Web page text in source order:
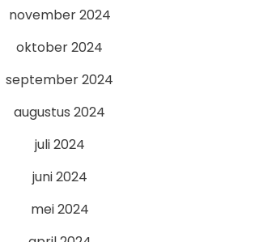
november 2024
oktober 2024
september 2024
augustus 2024
juli 2024
juni 2024
mei 2024